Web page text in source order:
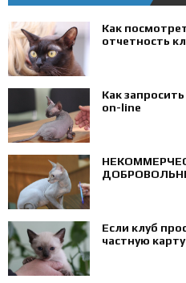
Как
отчетность
Как
on-line
Если клуб
частную карту